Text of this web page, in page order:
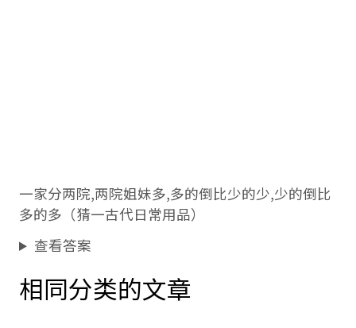
一家分两院,两院姐妹多,多的倒比少的少,少的倒比
多的多（猜一古代日常用品）
查看答案
相同分类的文章